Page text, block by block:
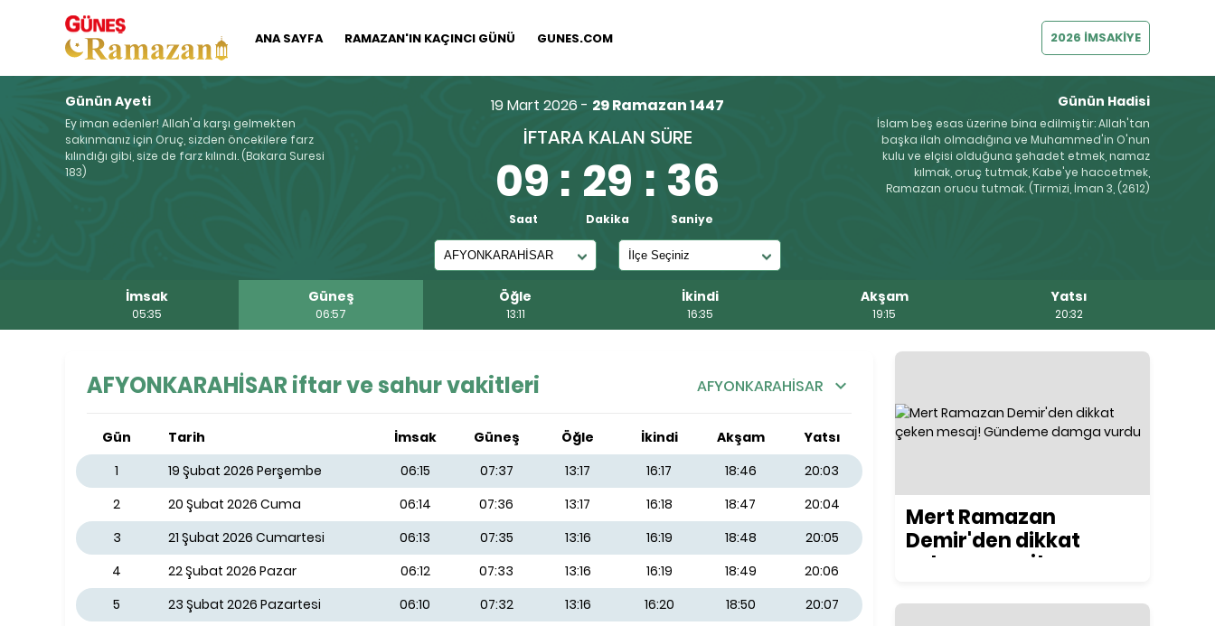
ANA SAYFA RAMAZAN'IN KAÇINCI GÜNÜ GUNES.COM 2026 İMSAKİYE
Günün Ayeti
Ey iman edenler! Allah'a karşı gelmekten
sakınmanız için Oruç, sizden öncekilere farz
kılındığı gibi, size de farz kılındı. (Bakara Suresi
183)
19 Mart 2026 - 29 Ramazan 1447
İFTARA KALAN SÜRE
09 : 29 : 35
Saat Dakika Saniye
Günün Hadisi
İslam beş esas üzerine bina edilmiştir: Allah'tan
başka ilah olmadığına ve Muhammed'in O'nun
kulu ve elçisi olduğuna şehadet etmek, namaz
kılmak, oruç tutmak, Kabe'ye haccetmek,
Ramazan orucu tutmak. (Tirmizi, İman 3, (2612)
İmsak
05:35
Güneş
06:57
Öğle
13:11
İkindi
16:35
Akşam
19:15
Yatsı
20:32
AFYONKARAHİSAR iftar ve sahur vakitleri AFYONKARAHİSAR
Gün Tarih İmsak Güneş Öğle İkindi Akşam
Yatsı
1
19 Şubat 2026 Perşembe 06:15 07:37 13:17 16:17 18:46
20:03
2
20 Şubat 2026 Cuma 06:14 07:36 13:17 16:18 18:47
20:04
3
21 Şubat 2026 Cumartesi 06:13 07:35 13:16 16:19 18:48
20:05
4
22 Şubat 2026 Pazar 06:12 07:33 13:16 16:19 18:49
20:06
5
23 Şubat 2026 Pazartesi 06:10 07:32 13:16 16:20 18:50
20:07
Mert Ramazan
Demir'den dikkat
çeken mesaj!
vurdu